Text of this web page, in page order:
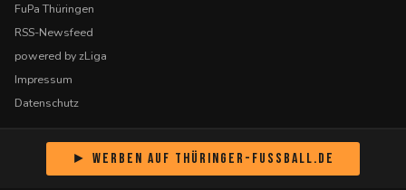
FuPa Thüringen
RSS-Newsfeed
powered by zLiga
Impressum
Datenschutz
► Werben auf Thüringer-Fussball.de